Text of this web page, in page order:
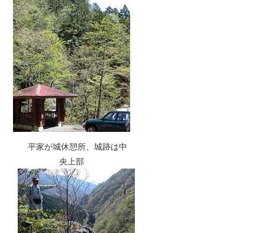
平家が城休憩所、城跡は中
央上部